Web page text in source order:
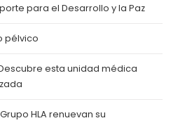
para el Desarrollo y la Paz
pélvico
esta unidad médica
HLA renuevan su